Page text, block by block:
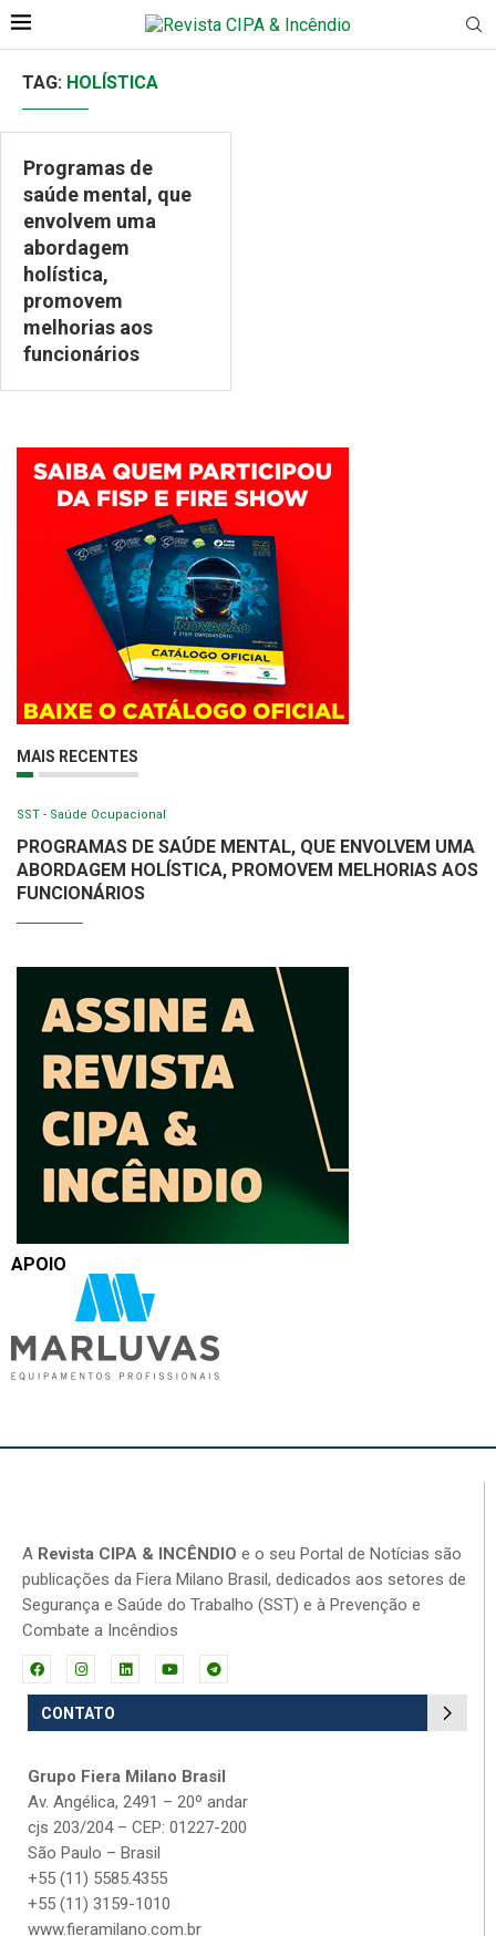
TAG: HOLÍSTICA
Programas de
saúde mental, que
envolvem uma
abordagem
holística,
promovem
melhorias aos
funcionários
MAIS RECENTES
SST - Saúde Ocupacional
PROGRAMAS DE SAÚDE MENTAL, QUE ENVOLVEM UMA
ABORDAGEM HOLÍSTICA, PROMOVEM MELHORIAS AOS
FUNCIONÁRIOS
APOIO
A Revista CIPA & INCÊNDIO e o seu Portal de Notícias são
publicações da Fiera Milano Brasil, dedicados aos setores de
Segurança e Saúde do Trabalho (SST) e à Prevenção e
Combate a Incêndios
CONTATO
Grupo Fiera Milano Brasil
Av. Angélica, 2491 – 20º andar
cjs 203/204 – CEP: 01227-200
São Paulo – Brasil
+55 (11) 5585.4355
+55 (11) 3159-1010
www.fieramilano.com.br